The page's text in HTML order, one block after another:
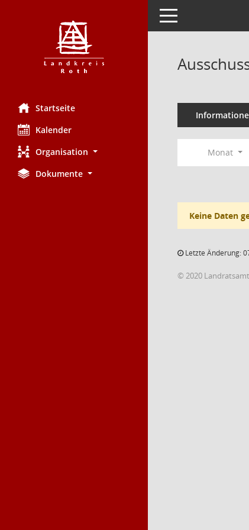
Startseite
Kalender
Organisation
Dokumente
Toggle navigation
Monat
Keine Daten
Letzte Änderung:
© 2020